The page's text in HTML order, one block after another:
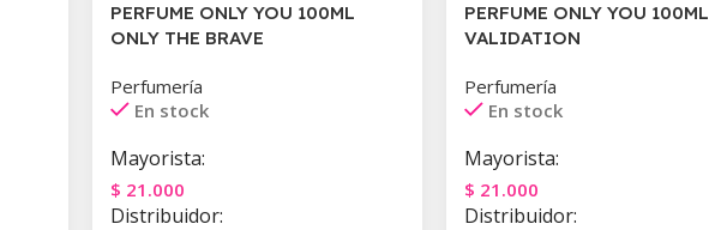
PERFUME ONLY YOU 100ML
ONLY THE BRAVE
Perfumería
En stock
Mayorista:
$ 21.000
Distribuidor:
PERFUME ONLY YOU 100ML
VALIDATION
Perfumería
En stock
Mayorista:
$ 21.000
Distribuidor: